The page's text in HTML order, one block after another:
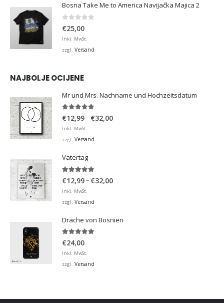
Bosna Take Me to America Navijačka Majica 2
€25,00
Inkl. MwSt.
zzgl. Versand
NAJBOLJE OCIJENE
Mr und Mrs. Nachname und Hochzeitsdatum
5.00von 5
€12,99– €32,00Preisspanne:
Inkl. MwSt.
zzgl. Versand
Vatertag
€12,99– €32,00Preisspanne:
Inkl. MwSt.
zzgl. Versand
Drache von Bosnien
5.00von 5
€24,00
Inkl. MwSt.
zzgl. Versand